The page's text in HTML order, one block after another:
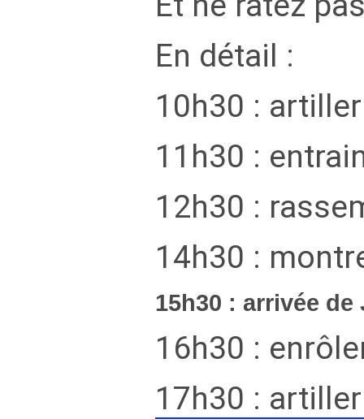
En détail :
10h30 :
11h30 :
12h30 :
14h30 :
15h30 : arrivée de
16h30 :
17h30 :